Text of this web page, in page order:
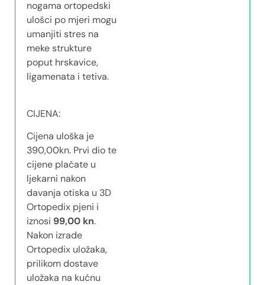
nogama ortopedski
ulošci po mjeri mogu
umanjiti stres na
meke strukture
poput hrskavice,
ligamenata i tetiva.
CIJENA:
Cijena uloška je
390,00kn. Prvi dio te
cijene plaćate u
ljekarni nakon
davanja otiska u 3D
Ortopedix pjeni i
iznosi 99,00 kn.
Nakon izrade
Ortopedix uložaka,
prilikom dostave
uložaka na kućnu